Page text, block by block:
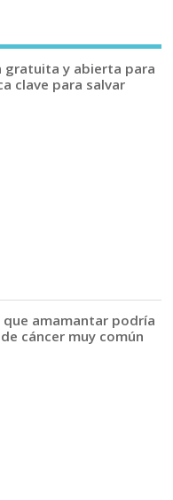
gratuita y abierta para
clave para salvar
amamantar podría
cáncer muy común